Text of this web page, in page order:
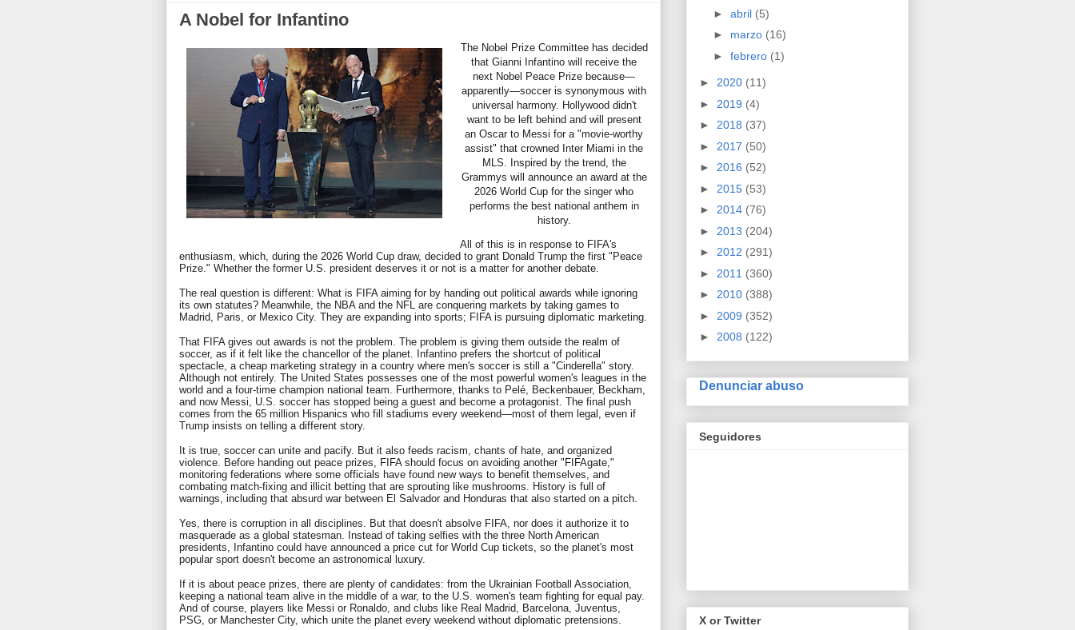
A Nobel for Infantino
The Nobel Prize Committee has decided
that Gianni Infantino will receive the
next Nobel Peace Prize because—
apparently—soccer is synonymous with
universal harmony. Hollywood didn't
want to be left behind and will present
an Oscar to Messi for a "movie-worthy
assist" that crowned Inter Miami in the
MLS. Inspired by the trend, the
Grammys will announce an award at the
2026 World Cup for the singer who
performs the best national anthem in
history.
All of this is in response to FIFA's
enthusiasm, which, during the 2026 World Cup draw, decided to grant Donald Trump the first "Peace
Prize." Whether the former U.S. president deserves it or not is a matter for another debate.
The real question is different: What is FIFA aiming for by handing out political awards while ignoring
its own statutes? Meanwhile, the NBA and the NFL are conquering markets by taking games to
Madrid, Paris, or Mexico City. They are expanding into sports; FIFA is pursuing diplomatic marketing.
That FIFA gives out awards is not the problem. The problem is giving them outside the realm of
soccer, as if it felt like the chancellor of the planet. Infantino prefers the shortcut of political
spectacle, a cheap marketing strategy in a country where men's soccer is still a "Cinderella" story.
Although not entirely. The United States possesses one of the most powerful women's leagues in the
world and a four-time champion national team. Furthermore, thanks to Pelé, Beckenbauer, Beckham,
and now Messi, U.S. soccer has stopped being a guest and become a protagonist. The final push
comes from the 65 million Hispanics who fill stadiums every weekend—most of them legal, even if
Trump insists on telling a different story.
It is true, soccer can unite and pacify. But it also feeds racism, chants of hate, and organized
violence. Before handing out peace prizes, FIFA should focus on avoiding another "FIFAgate,"
monitoring federations where some officials have found new ways to benefit themselves, and
combating match-fixing and illicit betting that are sprouting like mushrooms. History is full of
warnings, including that absurd war between El Salvador and Honduras that also started on a pitch.
Yes, there is corruption in all disciplines. But that doesn't absolve FIFA, nor does it authorize it to
masquerade as a global statesman. Instead of taking selfies with the three North American
presidents, Infantino could have announced a price cut for World Cup tickets, so the planet's most
popular sport doesn't become an astronomical luxury.
If it is about peace prizes, there are plenty of candidates: from the Ukrainian Football Association,
keeping a national team alive in the middle of a war, to the U.S. women's team fighting for equal pay.
And of course, players like Messi or Ronaldo, and clubs like Real Madrid, Barcelona, Juventus,
PSG, or Manchester City, which unite the planet every weekend without diplomatic pretensions.
► abril (5)
► marzo (16)
► febrero (1)
► 2020 (11)
► 2019 (4)
► 2018 (37)
► 2017 (50)
► 2016 (52)
► 2015 (53)
► 2014 (76)
► 2013 (204)
► 2012 (291)
► 2011 (360)
► 2010 (388)
► 2009 (352)
► 2008 (122)
Denunciar abuso
Seguidores
X or Twitter